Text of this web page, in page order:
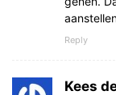
Reply
Kees